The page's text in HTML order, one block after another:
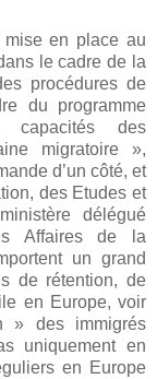
en place au
le cadre de la
procédures de
du programme
capacités des
migratoire »,
d’un côté, et
des Etudes et
délégué
Affaires de la
un grand
de rétention, de
en Europe, voir
» des immigrés
uniquement en
en Europe